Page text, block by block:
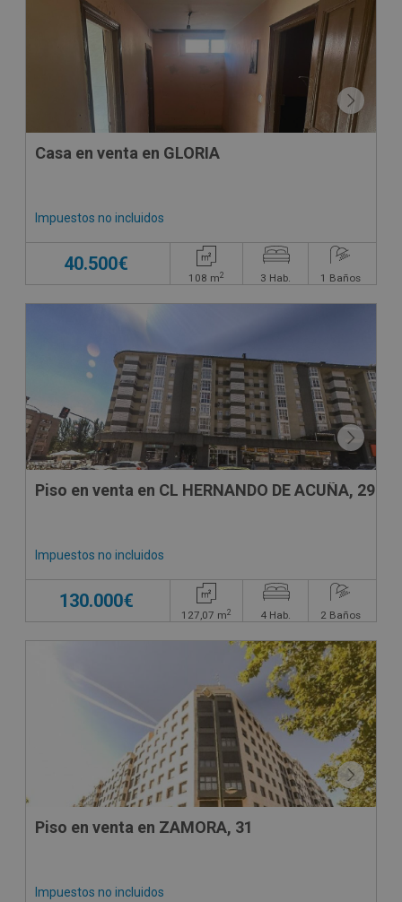
Casa en venta en GLORIA
Impuestos no incluidos
40.500€
108 m2 3 Hab. 1 Baños
CONDICIONES ESPECIALES
Piso en venta en CL HERNANDO DE ACUÑA, 29
Impuestos no incluidos
130.000€
127,07 m2 4 Hab. 2 Baños
Piso en venta en ZAMORA, 31
Impuestos no incluidos